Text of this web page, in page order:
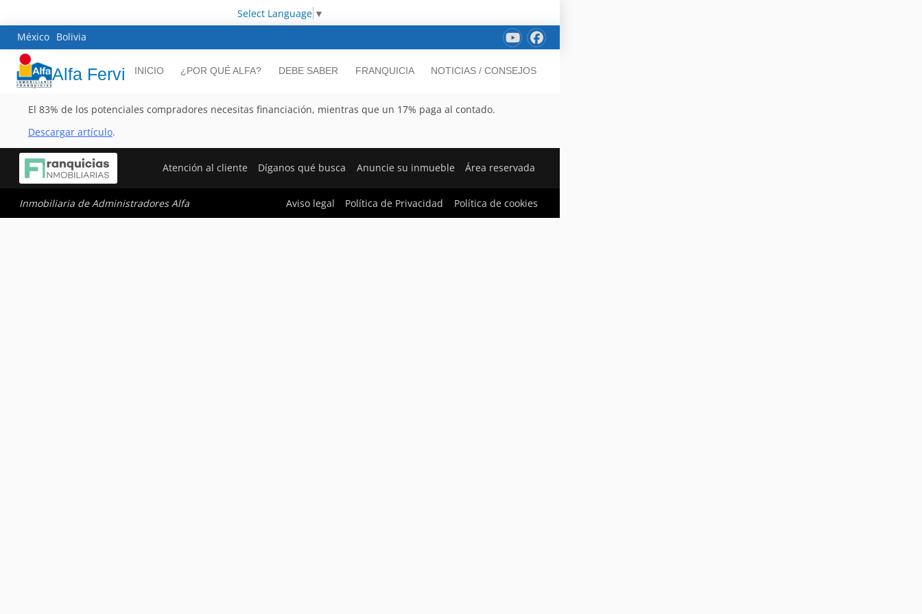
Select Language ▼
México Bolivia
Alfa Fervi INICIO ¿POR QUÉ ALFA? DEBE SABER FRANQUICIA NOTICIAS / CONSEJOS
El 83% de los potenciales compradores necesitas financiación, mientras que un 17% paga al contado.
Descargar artículo.
Atención al cliente Díganos qué busca Anuncie su inmueble Área reservada
Inmobiliaria de Administradores Alfa Aviso legal Política de Privacidad Política de cookies